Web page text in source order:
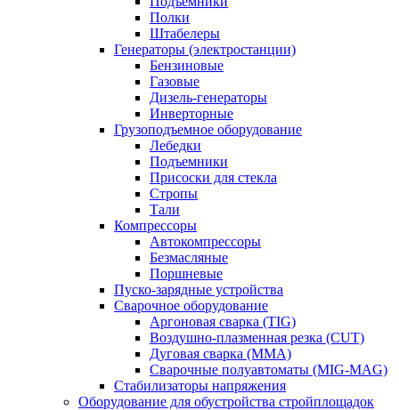
Полки
Штабелеры
Генераторы (электростанции)
Бензиновые
Газовые
Дизель-генераторы
Инверторные
Грузоподъемное оборудование
Лебедки
Подъемники
Присоски для стекла
Стропы
Тали
Компрессоры
Автокомпрессоры
Безмасляные
Поршневые
Пуско-зарядные устройства
Сварочное оборудование
Аргоновая сварка (TIG)
Воздушно-плазменная резка (CUT)
Дуговая сварка (ММА)
Сварочные полуавтоматы (MIG-MAG)
Стабилизаторы напряжения
Оборудование для обустройства стройплощадок